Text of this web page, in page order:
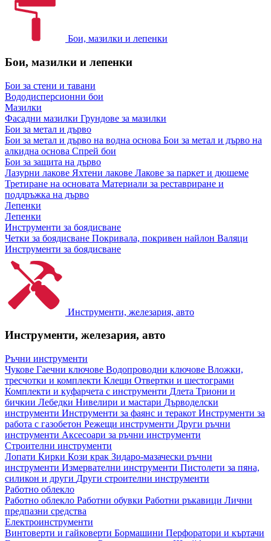
Бои, мазилки и лепенки
Бои, мазилки и лепенки
Бои за стени и тавани
Вододисперсионни бои
Мазилки
Фасадни мазилки Грундове за мазилки
Бои за метал и дърво
Бои за метал и дърво на водна основа Бои за метал и дърво на
алкидна основа Спрей бои
Бои за защита на дърво
Лазурни лакове Яхтени лакове Лакове за паркет и дюшеме
Третиране на основата Материали за реставриране и
поддръжка на дърво
Лепенки
Лепенки
Инструменти за боядисване
Четки за боядисване Покривала, покривен найлон Валяци
Инструменти за боядисване
Инструменти, железария, авто
Инструменти, железария, авто
Ръчни инструменти
Чукове Гаечни ключове Водопроводни ключове Вложки,
тресчотки и комплекти Клещи Отвертки и шестограми
Комплекти и куфарчета с инструменти Длета Триони и
бичкии Лебедки Нивелири и мастари Дърводелски
инструменти Инструменти за фаянс и теракот Инструменти за
работа с газобетон Режещи инструменти Други ръчни
инструменти Аксесоари за ръчни инструменти
Строителни инструменти
Лопати Кирки Кози крак Зидаро-мазачески ръчни
инструменти Измервателни инструменти Пистолети за пяна,
силикон и други Други строителни инструменти
Работно облекло
Работно облекло Работни обувки Работни ръкавици Лични
предпазни средства
Електроинструменти
Винтоверти и гайковерти Бормашини Перфоратори и къртачи